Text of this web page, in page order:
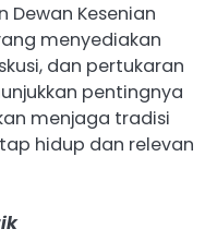
Dewan Kesenian
menyediakan
dan pertukaran
pentingnya
menjaga tradisi
hidup dan relevan